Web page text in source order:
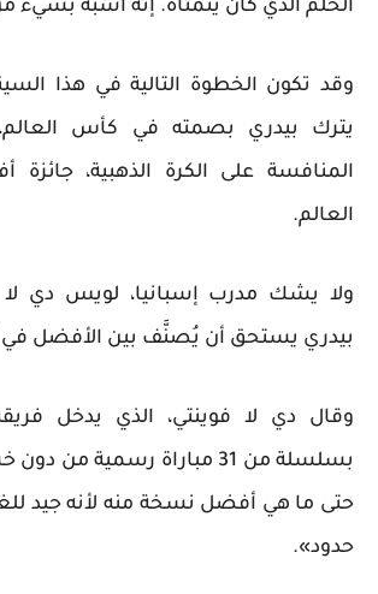
الحلم الذي كان يتمناه. إنَّه أشبه بشيء
وقد تكون الخطوة التالية في هذا
يترك بيدري بصمته في كأس
المنافسة على الكرة الذهبية،
العالم.
ولا يشك مدرب إسبانيا، لويس دي لا
بيدري يستحق أن يُصنَّف بين الأفضل في
وقال دي لا فوينتي، الذي يدخل
بسلسلة من 31 مباراة رسمية
حتى ما هي أفضل نسخة منه لأنه جيد
حدود».